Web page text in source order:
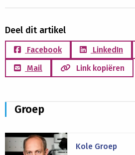
Deel dit artikel
Facebook LinkedIn
Mail
Link kopiëren
Groep
Kole Groep
Lees
meer